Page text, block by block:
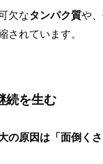
欠なタンパク質や
されています。
続を生む
の原因は「面倒くさ